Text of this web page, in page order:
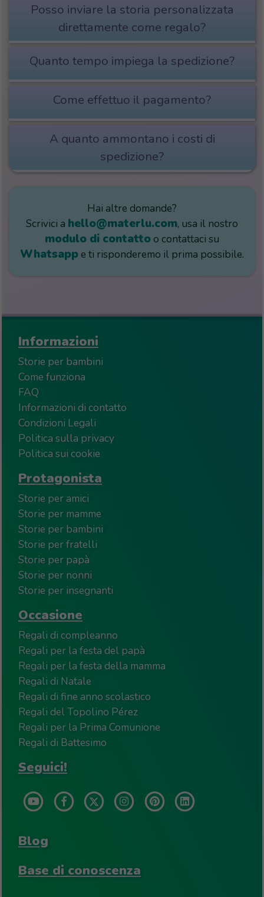
Posso inviare la storia personalizzata
direttamente come regalo?
Quanto tempo impiega la spedizione?
Come effettuo il pagamento?
A quanto ammontano i costi di
spedizione?
Hai altre domande?
Scrivici a hello@materlu.com, usa il nostro
modulo di contatto o contattaci su
Whatsapp e ti risponderemo il prima possibile.
Informazioni
Storie per bambini
Come funziona
FAQ
Informazioni di contatto
Condizioni Legali
Politica sulla privacy
Politica sui cookie
Protagonista
Storie per amici
Storie per mamme
Storie per bambini
Storie per fratelli
Storie per papà
Storie per nonni
Storie per insegnanti
Occasione
Regali di compleanno
Regali per la festa del papà
Regali per la festa della mamma
Regali di Natale
Regali di fine anno scolastico
Regali del Topolino Pérez
Regali per la Prima Comunione
Regali di Battesimo
Seguici!
Blog
Base di conoscenza